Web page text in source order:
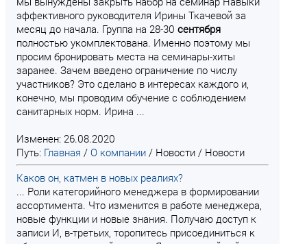
эффективного руководителя Ирины Ткачевой за
месяц до начала. Группа на 28-30 сентября
полностью укомплектована. Именно поэтому мы
просим бронировать места на семинары-хиты
заранее. Зачем введено ограничение по числу
участников? Это сделано в интересах каждого и,
конечно, мы проводим обучение с соблюдением
санитарных норм. Ирина ...
Изменен: 26.08.2020
Путь: Главная / О компании / Новости / Новости
Каков он, катмен в новых реалиях?
... Роли категорийного менеджера в формировании
ассортимента. Что изменится в работе менеджера,
новые функции и новые знания. Получаю доступ к
записи И, в-третьих, торопитесь присоединиться к